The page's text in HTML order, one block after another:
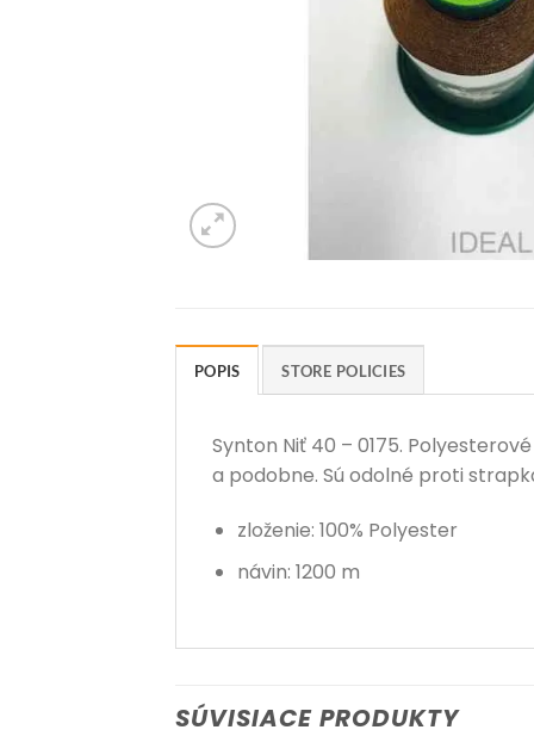
POPIS STORE POLICIES
Synton Niť 40 – 0175.
a podobne. Sú odolné proti
zloženie: 100% Polyester
návin: 1200 m
SÚVISIACE PRODUKTY